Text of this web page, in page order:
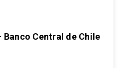
Banco Central de Chile